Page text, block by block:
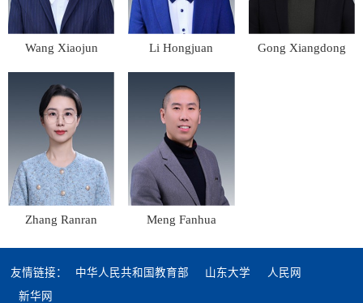
Wang Xiaojun Li Hongjuan Gong Xiangdong
Zhang Ranran Meng Fanhua
友情链接： 中华人民共和国教育部 山东大学
人民网
新华网